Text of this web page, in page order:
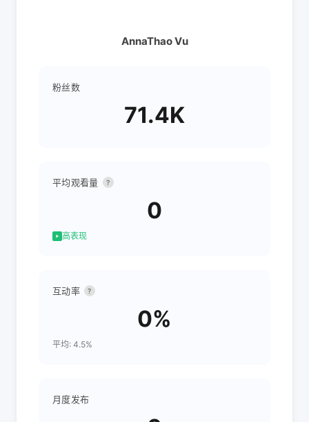
AnnaThao Vu
粉丝数
71.4K
平均观看量 ?
0
高表现
互动率 ?
0%
平均: 4.5%
月度发布